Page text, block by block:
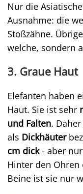
Nur die
Ausnahme: die
Stoßzähne.
welche, sondern
3. Graue Haut
Elefanten haben
Haut. Sie ist sehr
und Falten.
als Dickhäuter
cm dick- aber nur
Hinter den
Beine ist sie nur